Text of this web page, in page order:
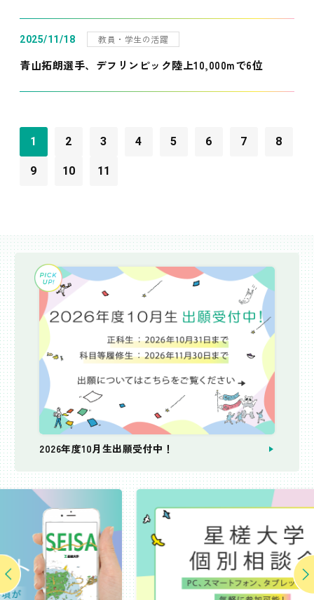
2025/11/18 教員・学生の活躍
青山拓朗選手、デフリンピック陸上10,000mで6位
1 2 3 4 5 6 7 8
9 10 11
2026年度10月生出願受付中！